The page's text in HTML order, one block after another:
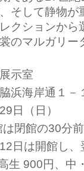
そして静物が
クションから
のマルガリー
示室
岸通１－
日（日）
閉館の30分
日は開館し、
900円、中